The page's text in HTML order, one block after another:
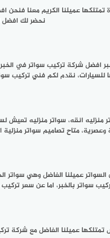
تمتلكها عميلنا الكريم معنا
نحضر لك افضل
افضل شركة تركيب سواتر في الخبر
للسيارات، نقدم لكم فني تركيب
منزليه انقه، سواتر منزليه
متاح تصاميم سواتر منزلية
السواتر عميلنا الفاضل وهي سواتر
سواتر بالخبر، اما عن سعر
تمتلكها عميلنا الفاضل مع شركة